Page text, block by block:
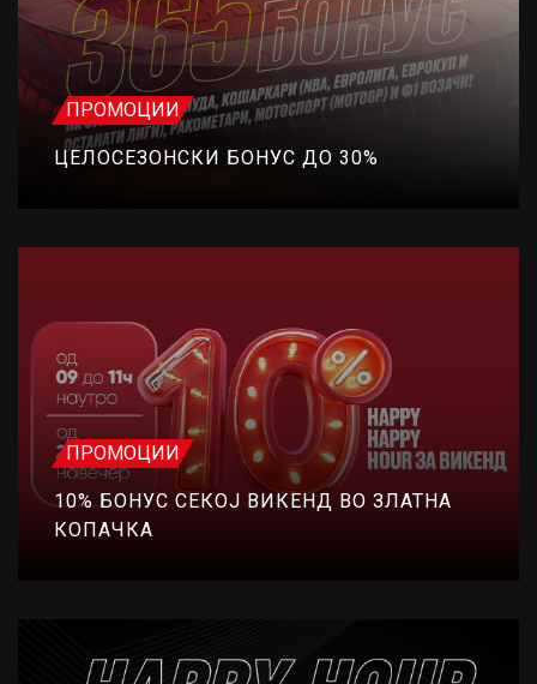
ПРОМОЦИИ
ЦЕЛОСЕЗОНСКИ БОНУС ДО 30%
ПРОМОЦИИ
10% БОНУС СЕКОЈ ВИКЕНД ВО ЗЛАТНА
КОПАЧКА